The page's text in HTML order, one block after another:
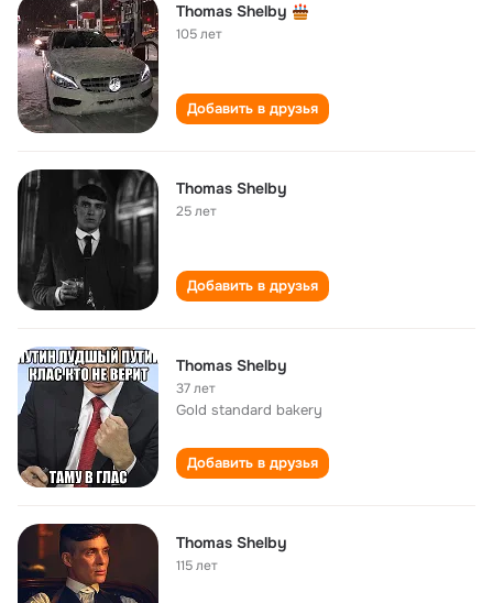
Thomas Shelby
105 лет
Добавить в друзья
Thomas Shelby
25 лет
Добавить в друзья
Thomas Shelby
37 лет
Gold standard bakery
Добавить в друзья
Thomas Shelby
115 лет